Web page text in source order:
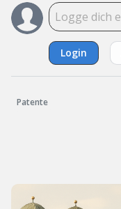
Login
Patente